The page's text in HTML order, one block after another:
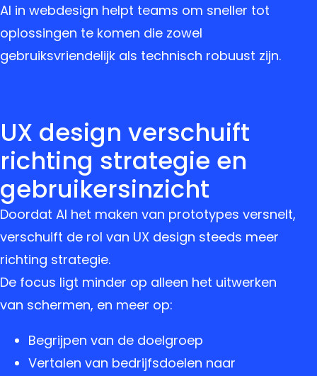
AI in webdesign helpt teams om sneller tot
oplossingen te komen die zowel
gebruiksvriendelijk als technisch robuust zijn.
UX design verschuift
richting strategie en
gebruikersinzicht
Doordat AI het maken van prototypes versnelt,
verschuift de rol van UX design steeds meer
richting strategie.
De focus ligt minder op alleen het uitwerken
van schermen, en meer op:
Begrijpen van de doelgroep
Vertalen van bedrijfsdoelen naar